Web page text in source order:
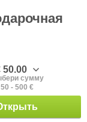
50.00
сумму
50 - 500 €